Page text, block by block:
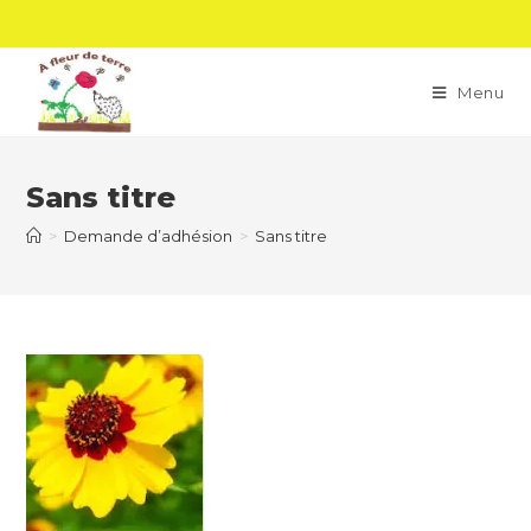
to
content
Menu
Sans titre
> Demande d’adhésion > Sans titre